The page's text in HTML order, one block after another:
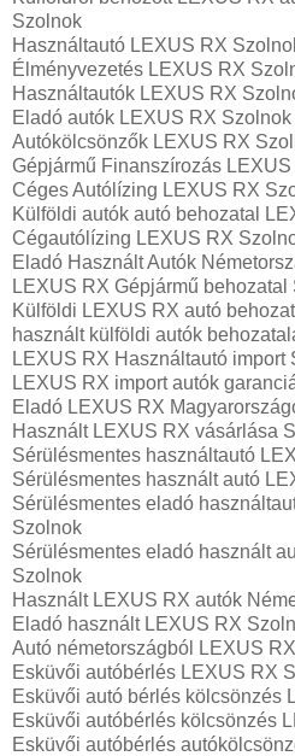
Szolnok
Használtautó‎ LEXUS RX
Élményvezetés LEXUS RX
Használtautó‎k LEXUS RX
Eladó autók LEXUS RX Szolnok
Autókölcsönzők LEXUS RX
Gépjármű Finanszírozás
Céges Autólízing LEXUS RX
Külföldi autók‎ autó behozatal
Cégautólízing LEXUS RX
Eladó Használt Autók
LEXUS RX Gépjármű behozatal
Külföldi LEXUS RX autó
használt külföldi autók
LEXUS RX Használtautó import
LEXUS RX import autók
Eladó LEXUS RX
Használt LEXUS RX vásárlása
Sérülésmentes használtautó
Sérülésmentes használt autó
Sérülésmentes eladó
Szolnok
Sérülésmentes eladó használt
Szolnok
Használt LEXUS RX autók
Eladó használt LEXUS RX
Autó németországból LEXUS
Esküvői autóbérlés LEXUS RX
Esküvői autó bérlés kölcsönzés
Esküvői autóbérlés kölcsönzés
Esküvői autóbérlés